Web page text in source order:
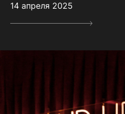
14 апреля 2025